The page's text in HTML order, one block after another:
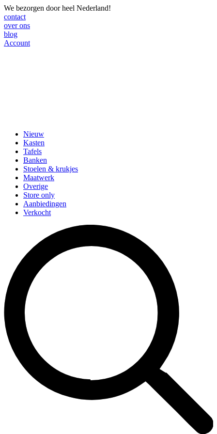
We bezorgen door heel Nederland!
contact
over ons
blog
Account
Nieuw
Kasten
Tafels
Banken
Stoelen & krukjes
Maatwerk
Overige
Store only
Aanbiedingen
Verkocht